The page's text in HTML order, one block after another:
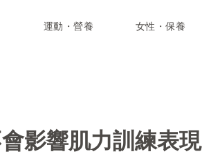
運動・營養 女性・保養
影響肌力訓練表現